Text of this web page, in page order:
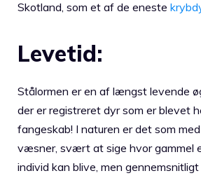
Skotland, som et af de eneste
Levetid:
Stålormen er en af længst levende
der er registreret dyr som er blevet
fangeskab! I naturen er det som
væsner, svært at sige hvor gammel
individ kan blive, men